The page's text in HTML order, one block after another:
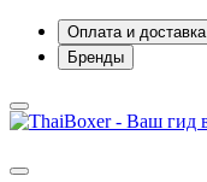
Оплата и доставка
Бренды